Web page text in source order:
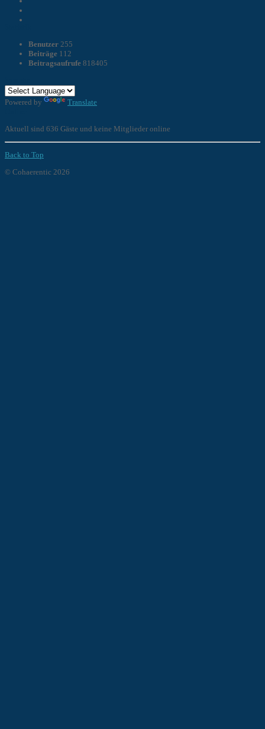
Benutzer 255
Beiträge 112
Beitragsaufrufe 818405
Powered by
Translate
Aktuell sind 636 Gäste und keine Mitglieder online
Back to Top
© Cohaerentic 2026